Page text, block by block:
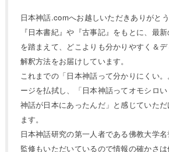
日本神話.comへお越しいただきありがとう
『日本書紀』や『古事記』をもとに、最
を踏まえて、どこよりも分かりやすく＆
解釈方法をお届けしています。
これまでの「日本神話って分かりにくい
ージを払拭し、「日本神話ってオモシロ
神話が日本にあったんだ」と感じていた
ます。
日本神話研究の第一人者である佛教大学
監修もいただいているので情報の確かさ